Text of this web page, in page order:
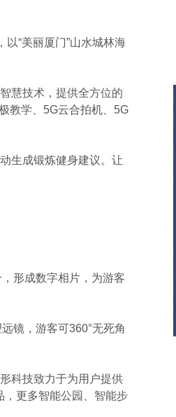
“美丽厦门”山水城林海
慧技术，提供全方位的
教学、5G云合拍机、5G
生成锻炼健身建议。让
形成数字相片，为游客
镜，游客可360°无死角
科技致力于为用户提供
，更多智能公园、智能步